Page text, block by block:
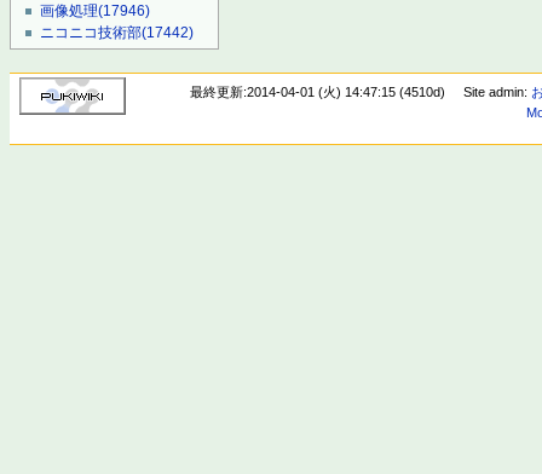
画像処理(17946)
ニコニコ技術部(17442)
最終更新:2014-04-01 (火) 14:47:15 (4510d) Site admin: